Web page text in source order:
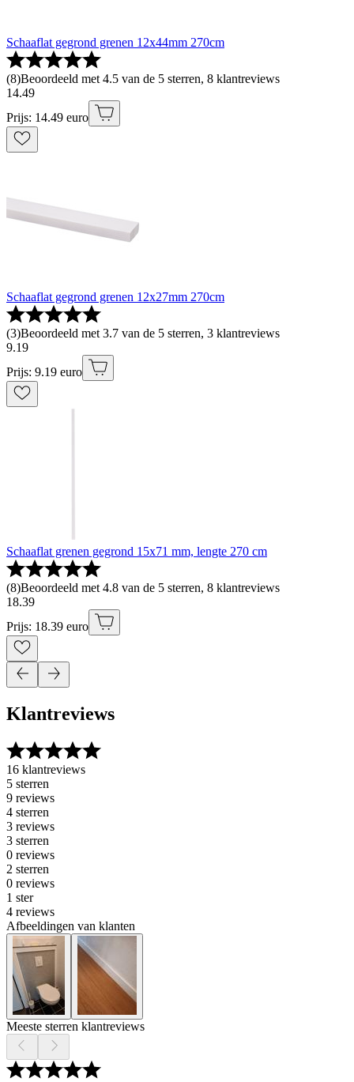
Schaaflat gegrond grenen 12x44mm 270cm
(8)Beoordeeld met 4.5 van de 5 sterren, 8 klantreviews
14.49
Prijs: 14.49 euro
Schaaflat gegrond grenen 12x27mm 270cm
(3)Beoordeeld met 3.7 van de 5 sterren, 3 klantreviews
9.19
Prijs: 9.19 euro
Schaaflat grenen gegrond 15x71 mm, lengte 270 cm
(8)Beoordeeld met 4.8 van de 5 sterren, 8 klantreviews
18.39
Prijs: 18.39 euro
Klantreviews
16 klantreviews
5 sterren
9 reviews
4 sterren
3 reviews
3 sterren
0 reviews
2 sterren
0 reviews
1 ster
4 reviews
Afbeeldingen van klanten
Meeste sterren klantreviews